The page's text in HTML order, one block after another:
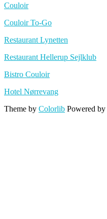
Couloir
Couloir To-Go
Restaurant Lynetten
Restaurant Hellerup Sejlklub
Bistro Couloir
Hotel Nørrevang
Theme by Colorlib Powered by